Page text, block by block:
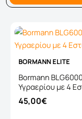
BORMANN ELITE
Bormann
Υγραερίου με 4
45,00€